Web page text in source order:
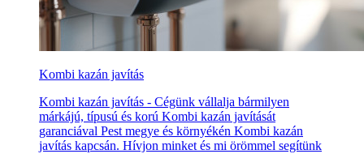
Kombi kazán javítás
Kombi kazán javítás - Cégünk vállalja bármilyen
márkájú, típusú és korú Kombi kazán javítását
garanciával Pest megye és környékén Kombi kazán
javítás kapcsán. Hívjon minket és mi örömmel segítünk